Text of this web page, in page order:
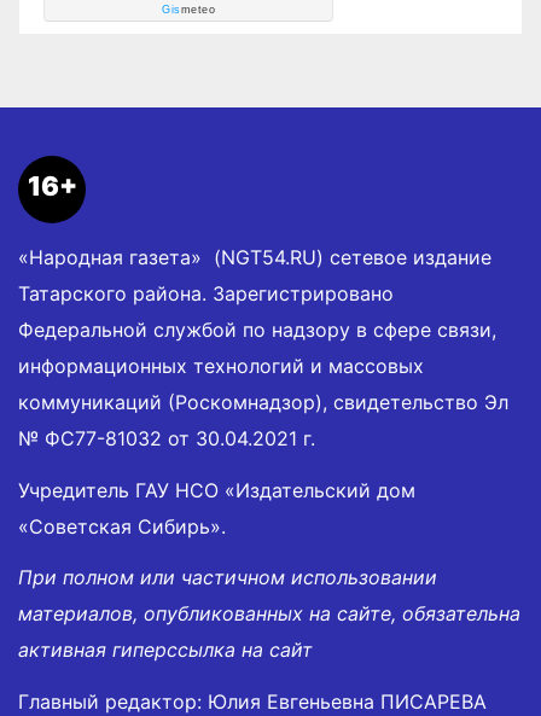
Gismeteo
16+
«Народная газета» (NGT54.RU) сетевое издание
Татарского района. Зарегистрировано
Федеральной службой по надзору в сфере связи,
информационных технологий и массовых
коммуникаций (Роскомнадзор), свидетельство Эл
№ ФС77-81032 от 30.04.2021 г.
Учредитель ГАУ НСО «Издательский дом
«Советская Сибирь».
При полном или частичном использовании
материалов, опубликованных на сайте, обязательна
активная гиперссылка на сайт
Главный редактор: Юлия Евгеньевна ПИСАРЕВА